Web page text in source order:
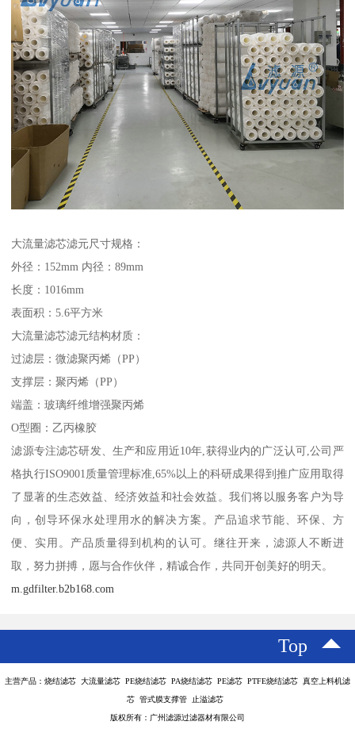
大流量滤芯滤元尺寸规格：
外径：152mm 内径：89mm
长度：1016mm
表面积：5.6平方米
大流量滤芯滤元结构材质：
过滤层：微滤聚丙烯（PP）
支撑层：聚丙烯（PP）
端盖：玻璃纤维增强聚丙烯
O型圈：乙丙橡胶
滤源专注滤芯研发、生产和应用近10年,获得业内的广泛认可,公司严
格执行ISO9001质量管理标准,65%以上的科研成果得到推广应用取得
了显著的生态效益、经济效益和社会效益。我们将以服务客户为导
向，创导环保水处理用水的解决方案。产品追求节能、环保、方
便、实用。产品质量得到机构的认可。继往开来，滤源人不断进
取，努力拼搏，愿与合作伙伴，精诚合作，共同开创美好的明天。
m.gdfilter.b2b168.com
Top
主营产品：烧结滤芯 大流量滤芯 PE烧结滤芯 PA烧结滤芯 PE滤芯 PTFE烧结滤芯 真空上料机滤
芯 管式膜支撑管 止溢滤芯
版权所有：广州滤源过滤器材有限公司